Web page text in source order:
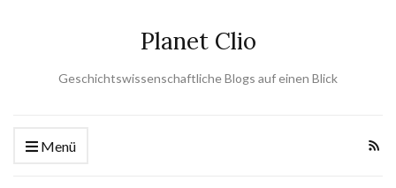
Planet Clio
Geschichtswissenschaftliche Blogs auf einen Blick
Menü